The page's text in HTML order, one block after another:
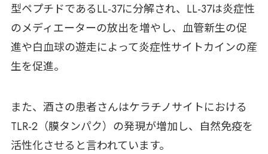
型ペプチドであるLL-37に分解され、LL-37は炎症性
のメディエーターの放出を増やし、血管新生の促
進や白血球の遊走によって炎症性サイトカインの産
生を促進。
また、酒さの患者さんはケラチノサイトにおける
TLR-2（膜タンパク）の発現が増加し、自然免疫を
活性化させると言われています。